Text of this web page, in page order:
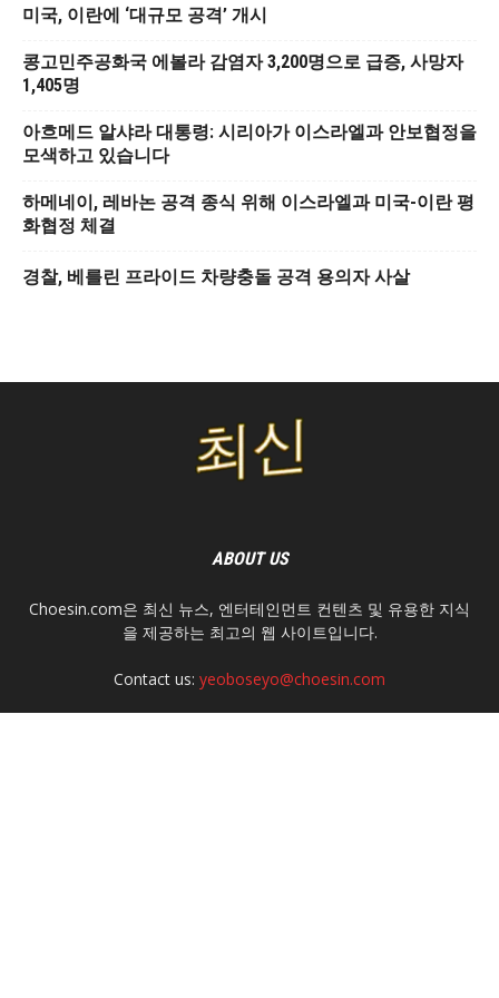
미국, 이란에 ‘대규모 공격’ 개시
콩고민주공화국 에볼라 감염자 3,200명으로 급증, 사망자
1,405명
아흐메드 알샤라 대통령: 시리아가 이스라엘과 안보협정을
모색하고 있습니다
하메네이, 레바논 공격 종식 위해 이스라엘과 미국-이란 평
화협정 체결
경찰, 베를린 프라이드 차량충돌 공격 용의자 사살
ABOUT US
Choesin.com은 최신 뉴스, 엔터테인먼트 컨텐츠 및 유용한 지식
을 제공하는 최고의 웹 사이트입니다.
Contact us: yeoboseyo@choesin.com